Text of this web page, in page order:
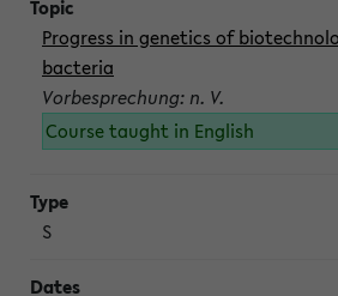
Progress in genetics of
bacteria
Vorbesprechung: n. V.
Course taught in English
S